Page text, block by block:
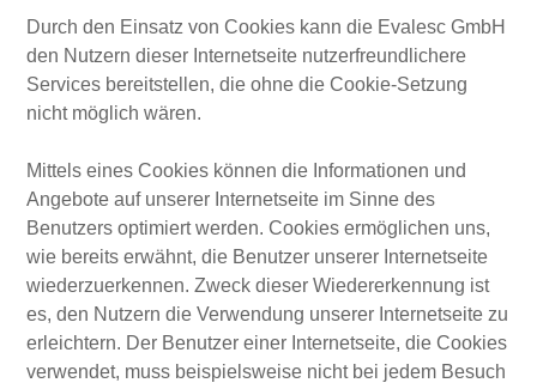
Durch den Einsatz von Cookies kann die Evalesc GmbH
den Nutzern dieser Internetseite nutzerfreundlichere
Services bereitstellen, die ohne die Cookie-Setzung
nicht möglich wären.
Mittels eines Cookies können die Informationen und
Angebote auf unserer Internetseite im Sinne des
Benutzers optimiert werden. Cookies ermöglichen uns,
wie bereits erwähnt, die Benutzer unserer Internetseite
wiederzuerkennen. Zweck dieser Wiedererkennung ist
es, den Nutzern die Verwendung unserer Internetseite zu
erleichtern. Der Benutzer einer Internetseite, die Cookies
verwendet, muss beispielsweise nicht bei jedem Besuch